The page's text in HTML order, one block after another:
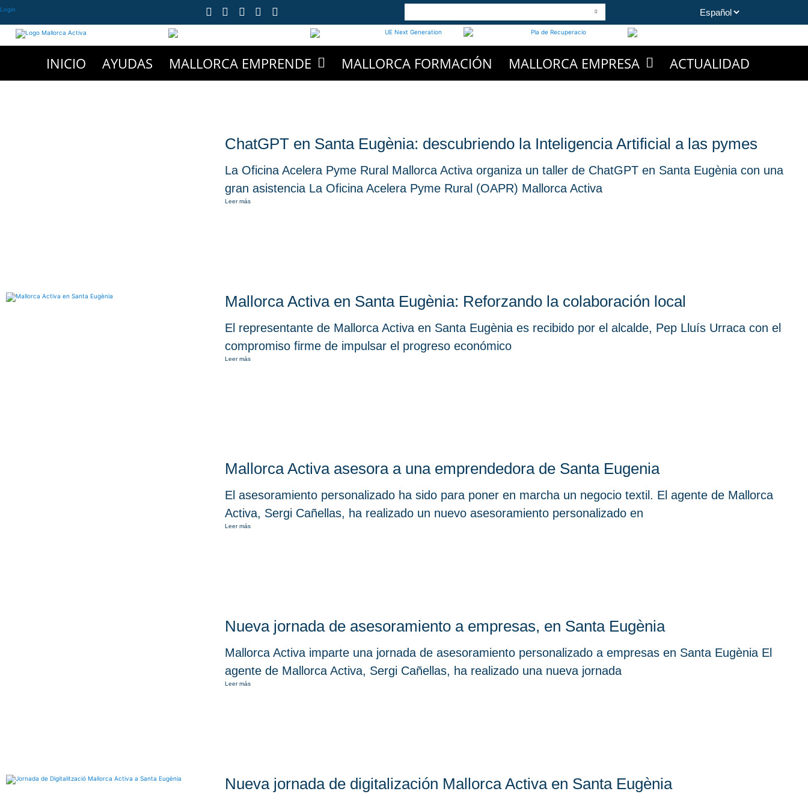
Login
INICIO AYUDAS MALLORCA EMPRENDE MALLORCA FORMACIÓN MALLORCA EMPRESA ACTUALIDAD
ChatGPT en Santa Eugènia: descubriendo la Inteligencia Artificial a las pymes
La Oficina Acelera Pyme Rural Mallorca Activa organiza un taller de ChatGPT en Santa Eugènia con una
gran asistencia La Oficina Acelera Pyme Rural (OAPR) Mallorca Activa
Leer más
Mallorca Activa en Santa Eugènia: Reforzando la colaboración local
El representante de Mallorca Activa en Santa Eugènia es recibido por el alcalde, Pep Lluís Urraca con el
compromiso firme de impulsar el progreso económico
Leer más
Mallorca Activa asesora a una emprendedora de Santa Eugenia
El asesoramiento personalizado ha sido para poner en marcha un negocio textil. El agente de Mallorca
Activa, Sergi Cañellas, ha realizado un nuevo asesoramiento personalizado en
Leer más
Nueva jornada de asesoramiento a empresas, en Santa Eugènia
Mallorca Activa imparte una jornada de asesoramiento personalizado a empresas en Santa Eugènia El
agente de Mallorca Activa, Sergi Cañellas, ha realizado una nueva jornada
Leer más
Nueva jornada de digitalización Mallorca Activa en Santa Eugènia